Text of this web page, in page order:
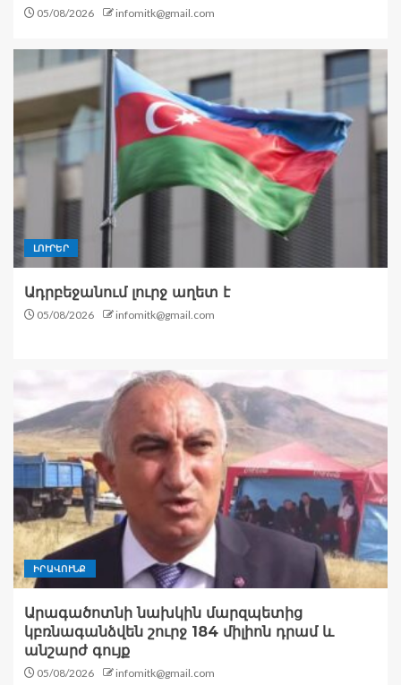
05/08/2026 infomitk@gmail.com
ԼՈՒՐԵՐ
Ադրբեջանում լուրջ աղետ է
05/08/2026 infomitk@gmail.com
ԻՐԱՎՈՒՆՔ
Արագածոտնի նախկին մարզպետից
կբռնագանձվեն շուրջ 184 միլիոն դրամ և
անշարժ գույք
05/08/2026 infomitk@gmail.com